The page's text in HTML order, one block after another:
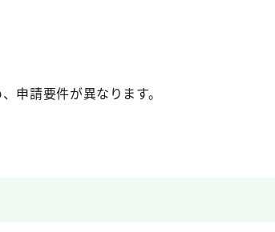
申請要件が異なります。